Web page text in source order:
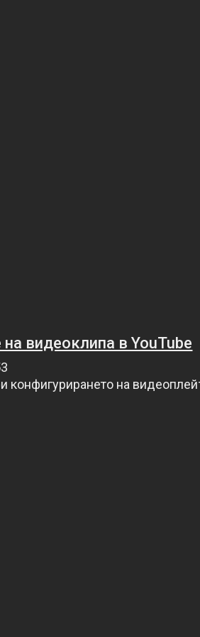
на видеоклипа в YouTube
конфигурирането на